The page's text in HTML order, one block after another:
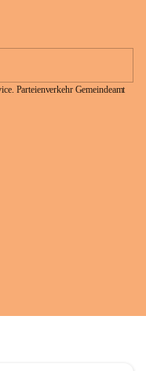
Parteienverkehr Gemeindeamt